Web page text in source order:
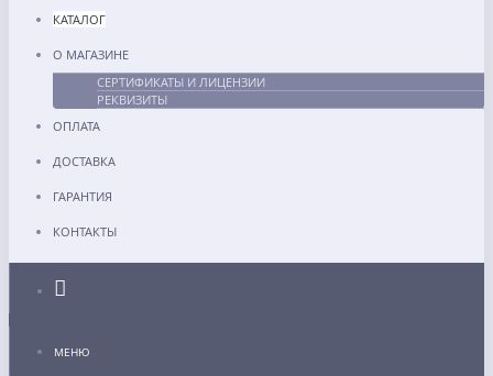
КАТАЛОГ
О МАГАЗИНЕ
СЕРТИФИКАТЫ И ЛИЦЕНЗИИ
РЕКВИЗИТЫ
ОПЛАТА
ДОСТАВКА
ГАРАНТИЯ
КОНТАКТЫ
МЕНЮ